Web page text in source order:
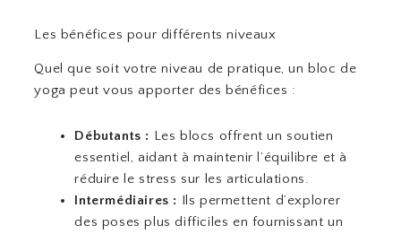
Les bénéfices pour différents niveaux
Quel que soit votre niveau de pratique, un bloc de
yoga peut vous apporter des bénéfices :
Débutants : Les blocs offrent un soutien
essentiel, aidant à maintenir l’équilibre et à
réduire le stress sur les articulations.
Intermédiaires : Ils permettent d’explorer
des poses plus difficiles en fournissant un